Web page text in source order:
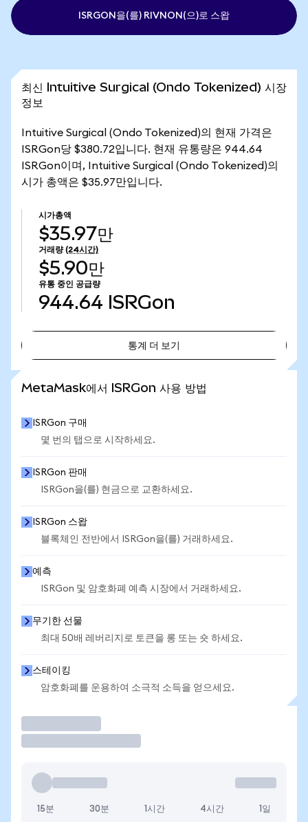
ISRGON을(를) RIVNON(으)로 스왑
최신 Intuitive Surgical (Ondo Tokenized) 시장
정보
Intuitive Surgical (Ondo Tokenized)의 현재 가격은
ISRGon당 $380.72입니다. 현재 유통량은 944.64
ISRGon이며, Intuitive Surgical (Ondo Tokenized)의
시가 총액은 $35.97만입니다.
시가총액
$35.97만
거래량 (24시간)
$5.90만
유통 중인 공급량
944.64 ISRGon
통계 더 보기
MetaMask에서 ISRGon 사용 방법
ISRGon 구매
몇 번의 탭으로 시작하세요.
ISRGon 판매
ISRGon을(를) 현금으로 교환하세요.
ISRGon 스왑
블록체인 전반에서 ISRGon을(를) 거래하세요.
예측
ISRGon 및 암호화폐 예측 시장에서 거래하세요.
무기한 선물
최대 50배 레버리지로 토큰을 롱 또는 숏 하세요.
스테이킹
암호화폐를 운용하여 소극적 소득을 얻으세요.
15분 30분 1시간 4시간 1일